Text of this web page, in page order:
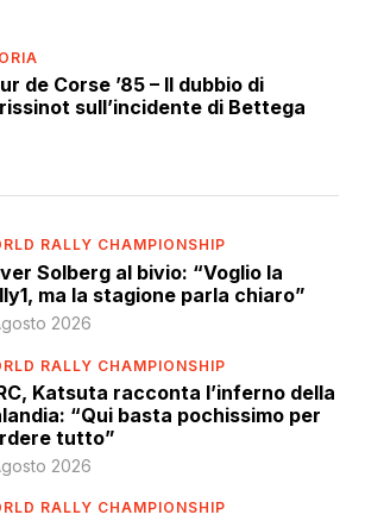
de Corse ’85 – Il dubbio di
sull’incidente di Bettega
RALLY CHAMPIONSHIP
Solberg al bivio: “Voglio la
ma la stagione parla chiaro”
2026
RALLY CHAMPIONSHIP
Katsuta racconta l’inferno della
“Qui basta pochissimo per
tutto”
2026
RALLY CHAMPIONSHIP